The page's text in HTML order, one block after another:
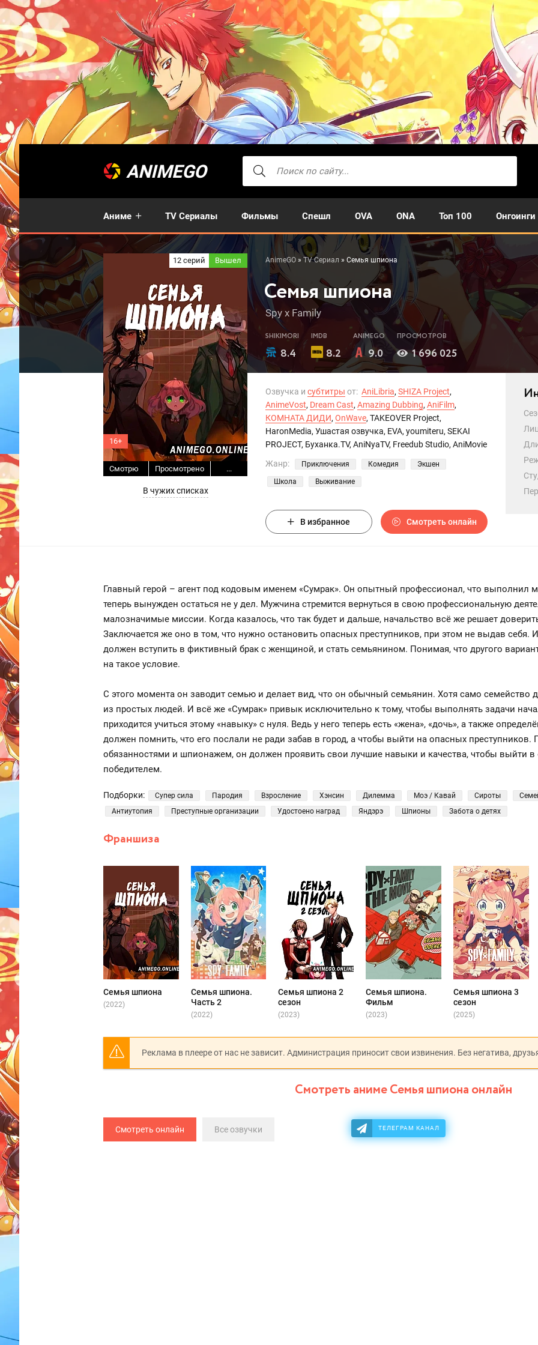
ANIMEGO
Аниме TV Сериалы Фильмы Спешл OVA ONA Топ 100 Онгоинги
AnimeGO »TV Сериал » Семья шпиона
Семья шпиона
12 серий Вышел
16+
Смотрю Просмотрено ...
В чужих списках
Spy x Family
SHIKIMORI
8.4
IMDB
8.2
ANIMEGO
9.0
ПРОСМОТРОВ
1 696 025
Озвучка и субтитры от: AniLibria, SHIZA Project,
AnimeVost, Dream Cast, Amazing Dubbing, AniFilm,
КОМНАТА ДИДИ, OnWave, TAKEOVER Project,
HaronMedia, Ушастая озвучка, EVA, youmiteru, SEKAI
PROJECT, Буханка.TV, AniNyaTV, Freedub Studio, AniMovie
Жанр:
Приключения Комедия Экшен
Школа Выживание
В избранное Смотреть онлайн
Главный герой – агент под кодовым именем «Сумрак». Он опытный профессионал, что выполнил
теперь вынужден остаться не у дел. Мужчина стремится вернуться в свою профессиональную
малозначимые миссии. Когда казалось, что так будет и дальше, начальство всё же решает
Заключается же оно в том, что нужно остановить опасных преступников, при этом не выдав себя.
должен вступить в фиктивный брак с женщиной, и стать семьянином. Понимая, что другого
на такое условие.
С этого момента он заводит семью и делает вид, что он обычный семьянин. Хотя само семейство
из простых людей. И всё же «Сумрак» привык исключительно к тому, чтобы выполнять задачи
приходится учиться этому «навыку» с нуля. Ведь у него теперь есть «жена», «дочь», а также
должен помнить, что его послали не ради забав в город, а чтобы выйти на опасных
обязанностями и шпионажем, он должен проявить свои лучшие навыки и качества, чтобы выйти в
победителем.
Подборки: Супер сила Пародия Взросление Хэнсин Дилемма Моэ / Кавай Сироты
Антиутопия
Преступные организации Удостоено наград Яндэрэ Шпионы Забота о детях
Франшиза
Семья шпиона
(2022)
Семья шпиона.
Часть 2
(2022)
Семья шпиона 2
сезон
(2023)
Семья шпиона.
Фильм
(2023)
Семья шпиона 3
сезон
(2025)
Реклама в плеере от нас не зависит. Администрация приносит свои извинения. Без негатива,
Смотреть аниме Семья шпиона онлайн
Смотреть онлайн Все озвучки ТЕЛЕГРАМ КАНАЛ